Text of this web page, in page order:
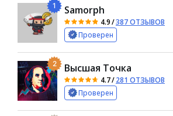
1 Samorph
4.9/387 ОТЗЫВОВ
Проверен
2 Высшая Точка
4.7/281 ОТЗЫВОВ
Проверен